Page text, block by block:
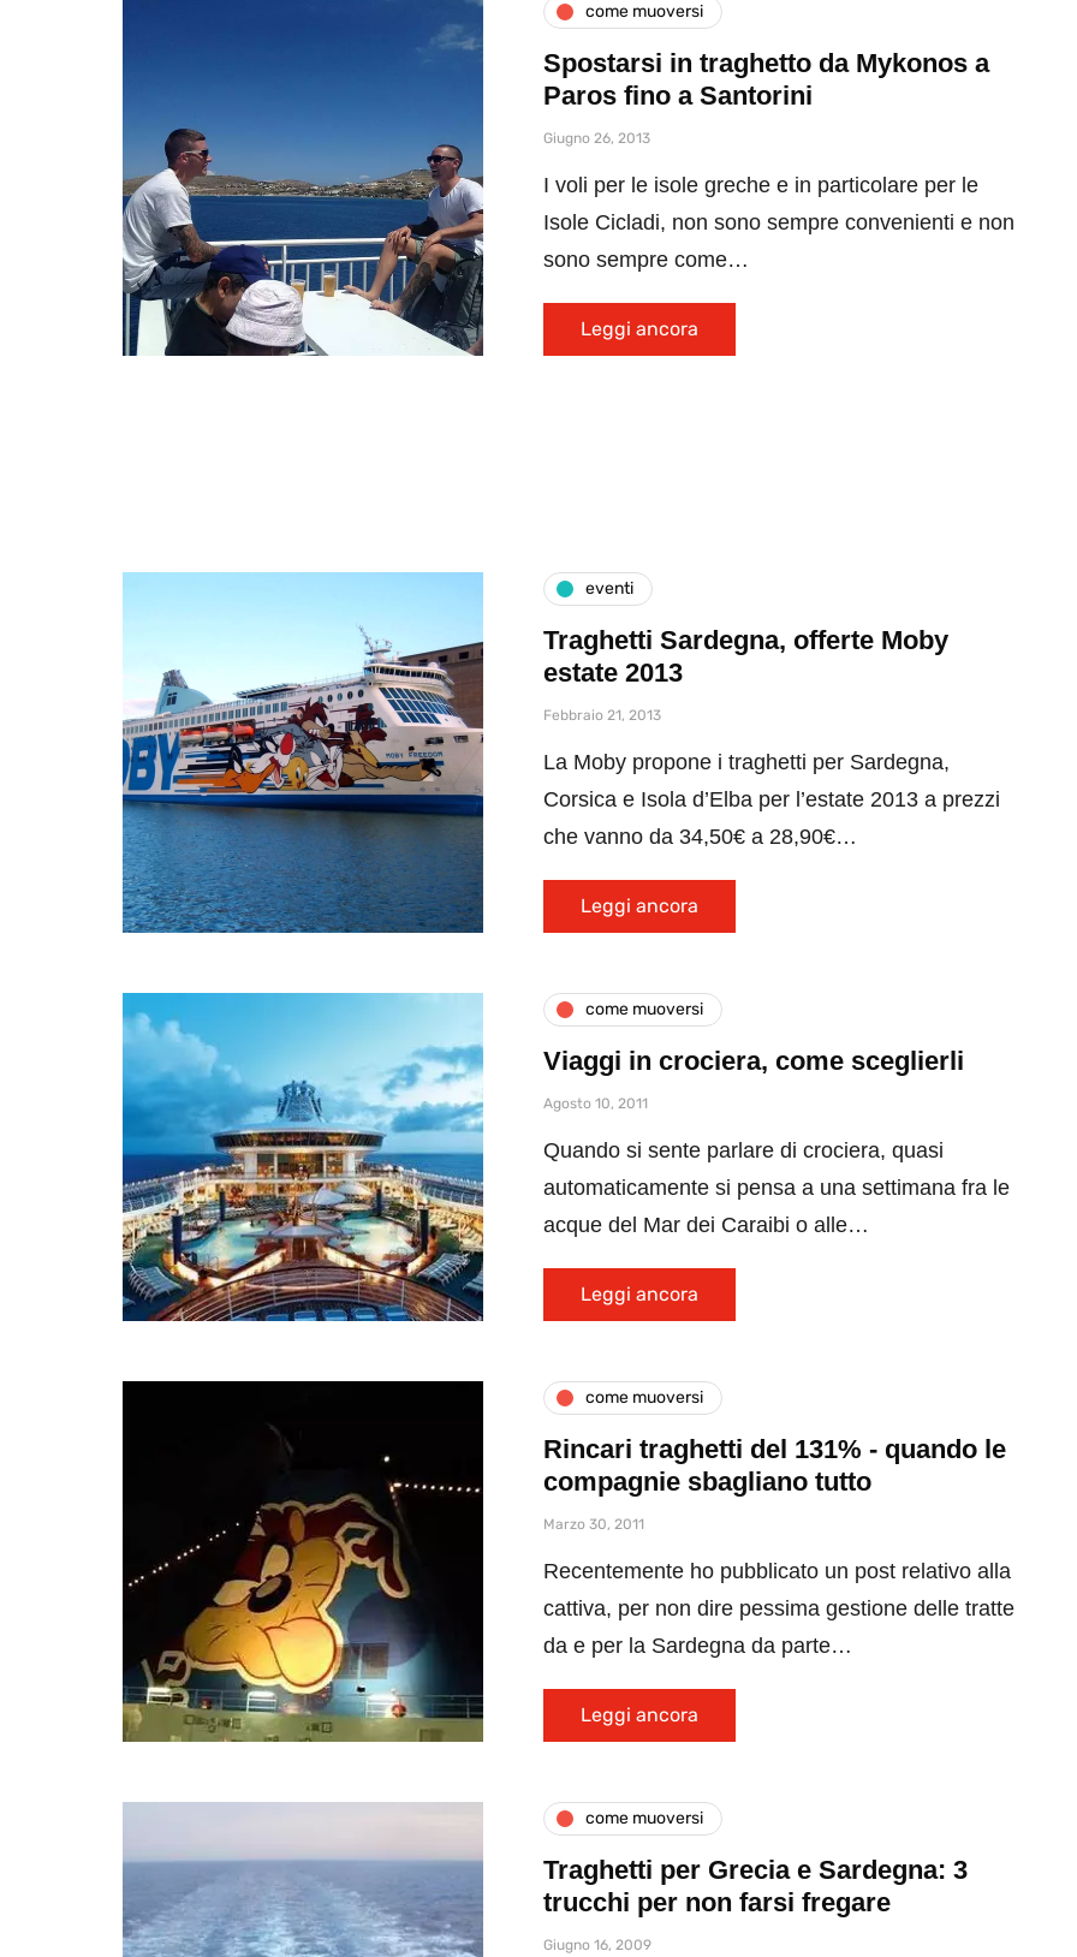
come muoversi
Spostarsi in traghetto da Mykonos a
Paros fino a Santorini
Giugno 26, 2013
I voli per le isole greche e in particolare per le
Isole Cicladi, non sono sempre convenienti e non
sono sempre come…
Leggi ancora
eventi
Traghetti Sardegna, offerte Moby
estate 2013
Febbraio 21, 2013
La Moby propone i traghetti per Sardegna,
Corsica e Isola d’Elba per l’estate 2013 a prezzi
che vanno da 34,50€ a 28,90€…
Leggi ancora
come muoversi
Viaggi in crociera, come sceglierli
Agosto 10, 2011
Quando si sente parlare di crociera, quasi
automaticamente si pensa a una settimana fra le
acque del Mar dei Caraibi o alle…
Leggi ancora
come muoversi
Rincari traghetti del 131% - quando le
compagnie sbagliano tutto
Marzo 30, 2011
Recentemente ho pubblicato un post relativo alla
cattiva, per non dire pessima gestione delle tratte
da e per la Sardegna da parte…
Leggi ancora
come muoversi
Traghetti per Grecia e Sardegna: 3
trucchi per non farsi fregare
Giugno 16, 2009